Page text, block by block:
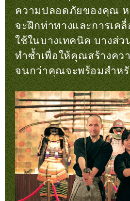
ความปลอดภัยของคุณ
จะฝึกท่าทางและการเค
ใช้ในบางเทคนิค บางส่ว
ทำซ้ำเพื่อให้คุณสร้างคว
จนกว่าคุณจะพร้อมสำห